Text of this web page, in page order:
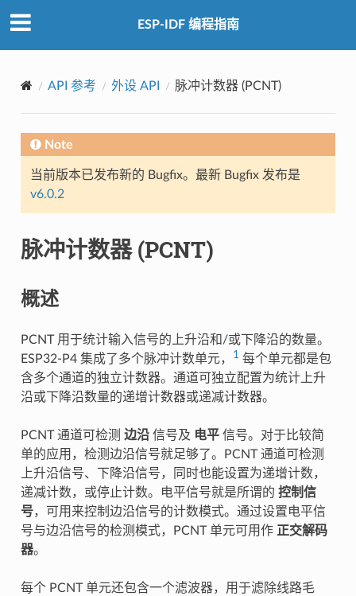
ESP-IDF 编程指南
API 参考 外设 API 脉冲计数器 (PCNT)
Note
当前版本已发布新的 Bugfix。最新 Bugfix 发布是
v6.0.2
脉冲计数器 (PCNT)
概述
PCNT 用于统计输入信号的上升沿和/或下降沿的数量。
ESP32-P4 集成了多个脉冲计数单元，
1每个单元都是包
含多个通道的独立计数器。通道可独立配置为统计上升
沿或下降沿数量的递增计数器或递减计数器。
PCNT 通道可检测 边沿信号及 电平信号。对于比较简
单的应用，检测边沿信号就足够了。PCNT 通道可检测
上升沿信号、下降沿信号，同时也能设置为递增计数，
递减计数，或停止计数。电平信号就是所谓的 控制信
号，可用来控制边沿信号的计数模式。通过设置电平信
号与边沿信号的检测模式，PCNT 单元可用作 正交解码
器。
每个 PCNT 单元还包含一个滤波器，用于滤除线路毛